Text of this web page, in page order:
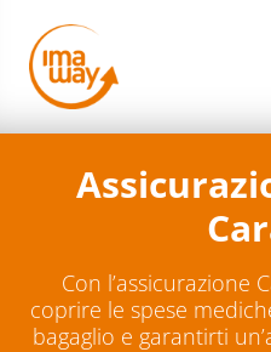
Con l’assicurazione
coprire le spese
bagaglio e garantirti